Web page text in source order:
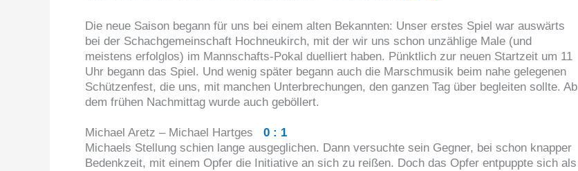
Die neue Saison begann für uns bei einem alten Bekannten: Unser erstes Spiel war auswärts
bei der Schachgemeinschaft Hochneukirch, mit der wir uns schon unzählige Male (und
meistens erfolglos) im Mannschafts-Pokal duelliert haben. Pünktlich zur neuen Startzeit um 11
Uhr begann das Spiel. Und wenig später begann auch die Marschmusik beim nahe gelegenen
Schützenfest, die uns, mit manchen Unterbrechungen, den ganzen Tag über begleiten sollte. Ab
dem frühen Nachmittag wurde auch geböllert.
Michael Aretz – Michael Hartges 0 : 1
Michaels Stellung schien lange ausgeglichen. Dann versuchte sein Gegner, bei schon knapper
Bedenkzeit, mit einem Opfer die Initiative an sich zu reißen. Doch das Opfer entpuppte sich als